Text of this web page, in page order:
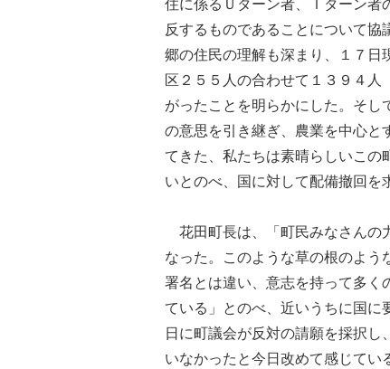
住に係るＵターン者、Ｉターン者
反するものであることについて
郷の住民の理解も深まり、１７日
区２５５人の合わせて１３９４人
がったことを明らかにした。そし
の意思を引き継ぎ、農業を中心と
てきた、私たちは素晴らしいこの
いとのべ、国に対して配備撤回を
花田町長は、「町民みなさんの
なった。このような草の根のよ
署名とは違い、意志を持って多く
ている」とのべ、近いうちに国に
日に町議会が反対の請願を採択
いなかったと今日改めて感じてい